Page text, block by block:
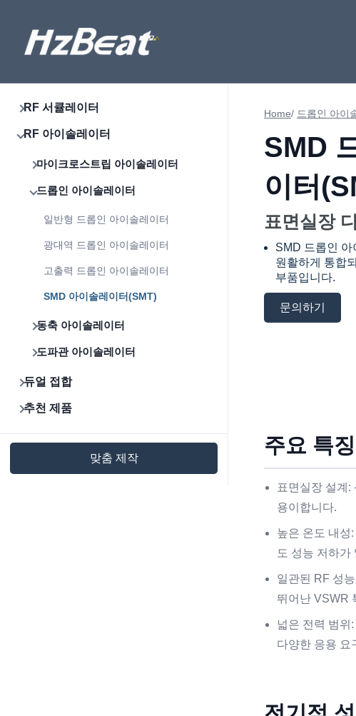
RF 서큘레이터
RF 아이솔레이터
마이크로스트립 아이솔레이터
드롭인 아이솔레이터
일반형 드롭인 아이솔레이터
광대역 드롭인 아이솔레이터
고출력 드롭인 아이솔레이터
SMD 아이솔레이터(SMT)
동축 아이솔레이터
도파관 아이솔레이터
듀얼 접합
추천 제품
맞춤 제작
Home/ 드롭인 아이
SMD
이터
표면실장
SMD 드롭인 아
원활하게 통합
부품입니다.
문의하기
주요 특
표면실장 설계:
용이합니다.
높은 온도 내성
도 성능 저하가
일관된 RF 성
뛰어난 VSWR
넓은 전력 범위
다양한 응용 요